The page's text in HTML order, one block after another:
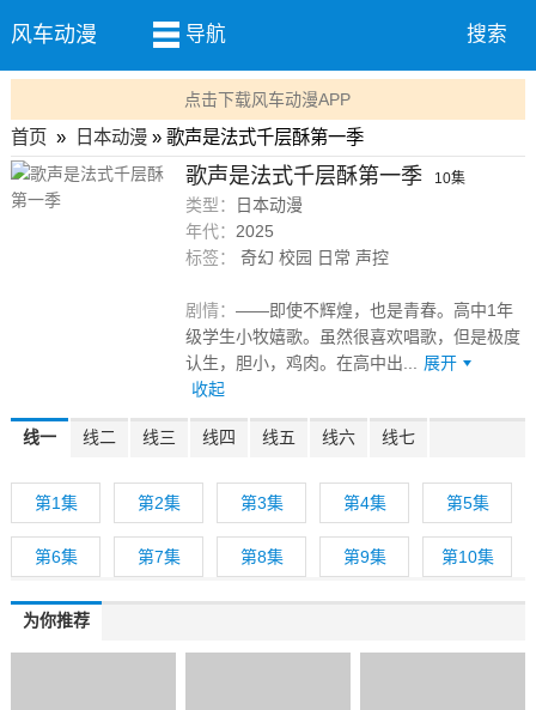
风车动漫 导航 搜索
点击下载风车动漫APP
首页 » 日本动漫» 歌声是法式千层酥第一季
歌声是法式千层酥第一季 10集
类型：
日本动漫
年代： 2025
标签：
奇幻 校园 日常 声控
剧情：——即使不辉煌，也是青春。高中1年
级学生小牧嬉歌。虽然很喜欢唱歌，但是极度
认生，胆小，鸡肉。在高中出...
展开
收起
线一 线二 线三 线四 线五 线六 线七
第1集 第2集 第3集 第4集 第5集
第6集 第7集 第8集 第9集 第10集
为你推荐